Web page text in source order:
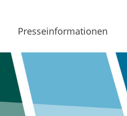
Presseinformationen